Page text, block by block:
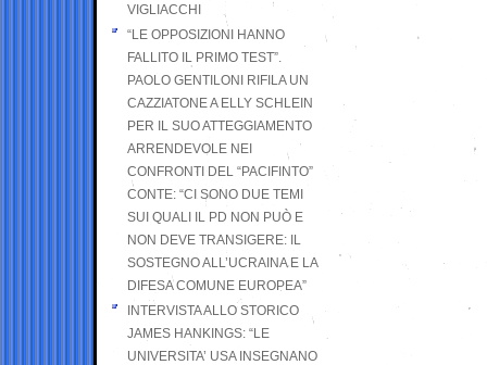
VIGLIACCHI
“LE OPPOSIZIONI HANNO
FALLITO IL PRIMO TEST”.
PAOLO GENTILONI RIFILA UN
CAZZIATONE A ELLY SCHLEIN
PER IL SUO ATTEGGIAMENTO
ARRENDEVOLE NEI
CONFRONTI DEL “PACIFINTO”
CONTE: “CI SONO DUE TEMI
SUI QUALI IL PD NON PUÒ E
NON DEVE TRANSIGERE: IL
SOSTEGNO ALL’UCRAINA E LA
DIFESA COMUNE EUROPEA”
INTERVISTA ALLO STORICO
JAMES HANKINGS: “LE
UNIVERSITA’ USA INSEGNANO